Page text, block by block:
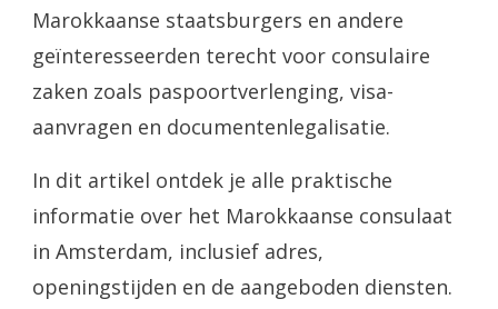
Marokkaanse staatsburgers en andere
geïnteresseerden terecht voor consulaire
zaken zoals paspoortverlenging, visa-
aanvragen en documentenlegalisatie.
In dit artikel ontdek je alle praktische
informatie over het Marokkaanse consulaat
in Amsterdam, inclusief adres,
openingstijden en de aangeboden diensten.